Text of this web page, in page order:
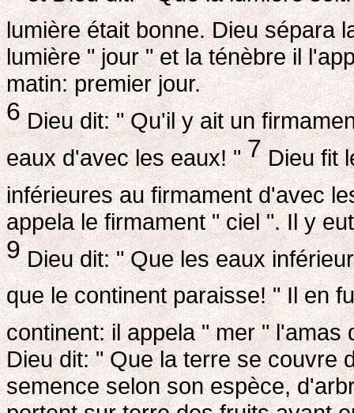
lumière était bonne. Dieu sépara
lumière " jour " et la ténèbre il
matin: premier jour.
6Dieu dit: " Qu'il y ait un
eaux d'avec les eaux! "7Dieu fit
inférieures au firmament d'avec
appela le firmament " ciel ". Il y
9Dieu dit: " Que les eaux
que le continent paraisse! " Il en
continent: il appela " mer "
Dieu dit: " Que la terre se couvre
semence selon son espèce,